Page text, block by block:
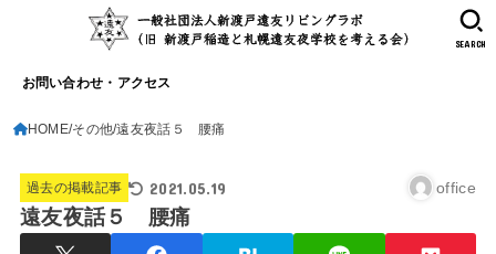
お問い合わせ・アクセス
SEARCH
HOME その他 遠友夜話５ 腰痛
過去の掲載記事 2021.05.19 office
遠友夜話５ 腰痛